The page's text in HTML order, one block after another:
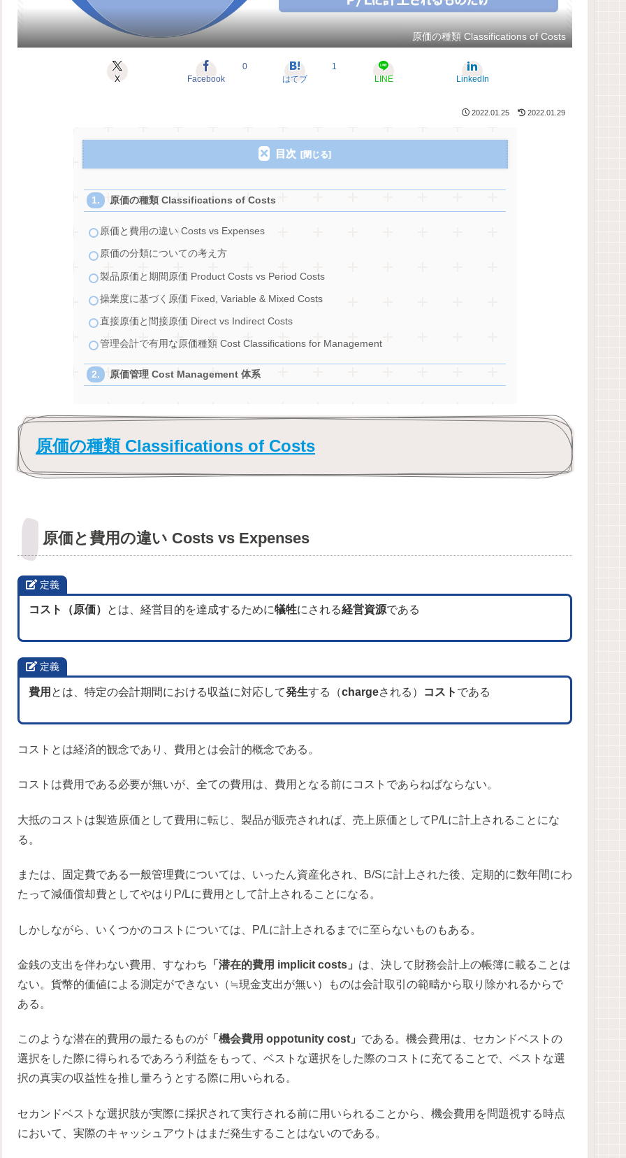
原価の種類 Classifications of Costs
X Facebook
0
はてブ
1
LINE
LinkedIn
2022.01.25 2022.01.29
目次
原価の種類 Classifications of Costs
原価と費用の違い Costs vs Expenses
原価の分類についての考え方
製品原価と期間原価 Product Costs vs Period Costs
操業度に基づく原価 Fixed, Variable & Mixed Costs
直接原価と間接原価 Direct vs Indirect Costs
管理会計で有用な原価種類 Cost Classifications for Management
原価管理 Cost Management 体系
原価の種類 Classifications of Costs
原価と費用の違い Costs vs Expenses
定義
コスト（原価） とは、経営目的を達成するために犠牲にされる経営資源である
定義
費用 とは、特定の会計期間における収益に対応して発生する（chargeされる） コスト である
コストとは経済的観念であり、費用とは会計的概念である。
コストは費用である必要が無いが、全ての費用は、費用となる前にコストであらねばならない。
大抵のコストは製造原価として費用に転じ、製品が販売されれば、売上原価としてP/Lに計上されることにな
る。
または、固定費である一般管理費については、いったん資産化され、B/Sに計上された後、定期的に数年間にわ
たって減価償却費としてやはりP/Lに費用として計上されることになる。
しかしながら、いくつかのコストについては、P/Lに計上されるまでに至らないものもある。
金銭の支出を伴わない費用、すなわち 「潜在的費用 implicit costs」 は、決して財務会計上の帳簿に載ることは
ない。貨幣的価値による測定ができない（≒現金支出が無い）ものは会計取引の範疇から取り除かれるからで
ある。
このような潜在的費用の最たるものが 「機会費用 oppotunity cost」 である。機会費用は、セカンドベストの
選択をした際に得られるであろう利益をもって、ベストな選択をした際のコストに充てることで、ベストな選
択の真実の収益性を推し量ろうとする際に用いられる。
セカンドベストな選択肢が実際に採択されて実行される前に用いられることから、機会費用を問題視する時点
において、実際のキャッシュアウトはまだ発生することはないのである。